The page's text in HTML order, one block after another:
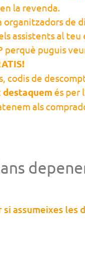
la revenda.
de
assistents al
perquè puguis
codis de
és per
als
assumeixes les